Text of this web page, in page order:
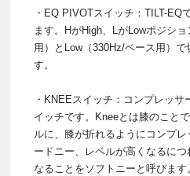
・EQ PIVOTスイッチ：TILT-EQ
ます。HがHigh、LがLowポジシ
用）とLow（330Hz/ベース用）で
す。
・KNEEスイッチ：コンプレッ
イッチです。Kneeとは膝のこと
ルに、膝が折れるようにコンプ
ードニー、レベルが高くなるにつ
なることをソフトニーと呼びま